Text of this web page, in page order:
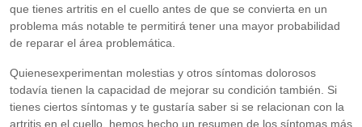
que tienes artritis en el cuello antes de que se convierta en un
problema más notable te permitirá tener una mayor probabilidad
de reparar el área problemática.
Quienesexperimentan molestias y otros síntomas dolorosos
todavía tienen la capacidad de mejorar su condición también. Si
tienes ciertos síntomas y te gustaría saber si se relacionan con la
artritis en el cuello, hemos hecho un resumen de los síntomas más